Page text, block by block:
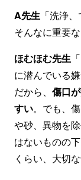
A先生 「洗浄
そんなに重要
ほむほむ先生
に潜んでいる
だから、 傷口
すい。でも、
や砂、異物を
はないものの
くらい、大切